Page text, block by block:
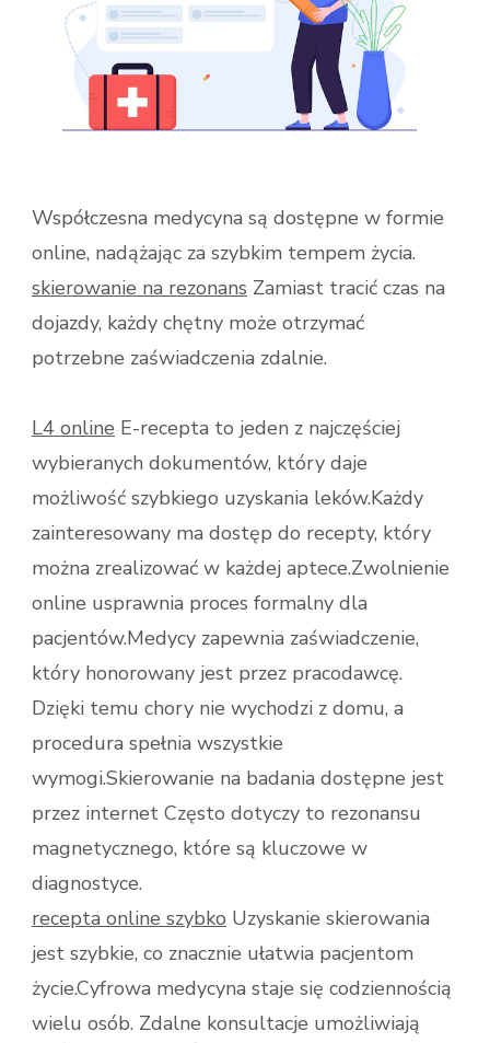
W
DIAGNOSTYCE
LECZENIU|SKIEROWANIE
NA
JAKO
WSPARCIE
DLA
SKIEROWANIE
PROCES
SIĘ
STANDARDEM|E-
I
E-
W
SYSTEMIE
DOCENIAJĄ
WYGODĘ
USŁUG|ZDALNE
W
PRAKTYCE|SKIEROWANIE
BADANIA
TECHNOLOGIE
SŁUŻBIE
ZDROWIA|RECEPTA
ONLINE
Współczesna medycyna są dostępne w formie
online, nadążając za szybkim tempem życia.
skierowanie na rezonans Zamiast tracić czas na
dojazdy, każdy chętny może otrzymać
potrzebne zaświadczenia zdalnie.
L4 online E-recepta to jeden z najczęściej
wybieranych dokumentów, który daje
możliwość szybkiego uzyskania leków.Każdy
zainteresowany ma dostęp do recepty, który
można zrealizować w każdej aptece.Zwolnienie
online usprawnia proces formalny dla
pacjentów.Medycy zapewnia zaświadczenie,
który honorowany jest przez pracodawcę.
Dzięki temu chory nie wychodzi z domu, a
procedura spełnia wszystkie
wymogi.Skierowanie na badania dostępne jest
przez internet Często dotyczy to rezonansu
magnetycznego, które są kluczowe w
diagnostyce.
recepta online szybko Uzyskanie skierowania
jest szybkie, co znacznie ułatwia pacjentom
życie.Cyfrowa medycyna staje się codziennością
wielu osób. Zdalne konsultacje umożliwiają